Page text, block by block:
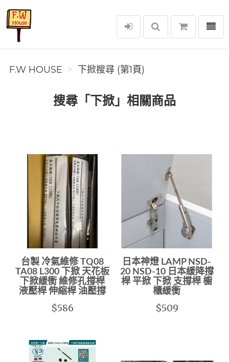
F.W House
選單
F.W HOUSE 下掀搜尋 (第1頁)
搜尋「下掀」相關商品
台製 冷氣維修 TQ08
TA08 L300 下掀 天花板
下掀緩衝 維修孔撐桿
液壓桿 伸縮桿 油壓撐
$586
日本神燈 LAMP NSD-
20 NSD-10 日本緩降撐
桿 平掀 下掀 支撐桿 櫥
櫃緩衝
$509